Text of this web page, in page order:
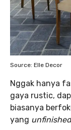
Source: Elle Decor
Nggak hanya
gaya rustic,
biasanya
yang